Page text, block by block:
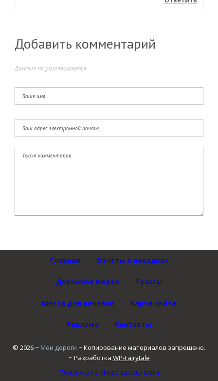
Добавить комментарий
Данные не разглашаются
Главная Отчеты о поездках
Дорожное видео Трассы
Места для ночевки Карта сайта
Реклама Контакты
© 2026 ~ Мои дороги ~ Копирование материалов запрещено.
~ Разработка WP-Fairytale
Политика конфиденциальности